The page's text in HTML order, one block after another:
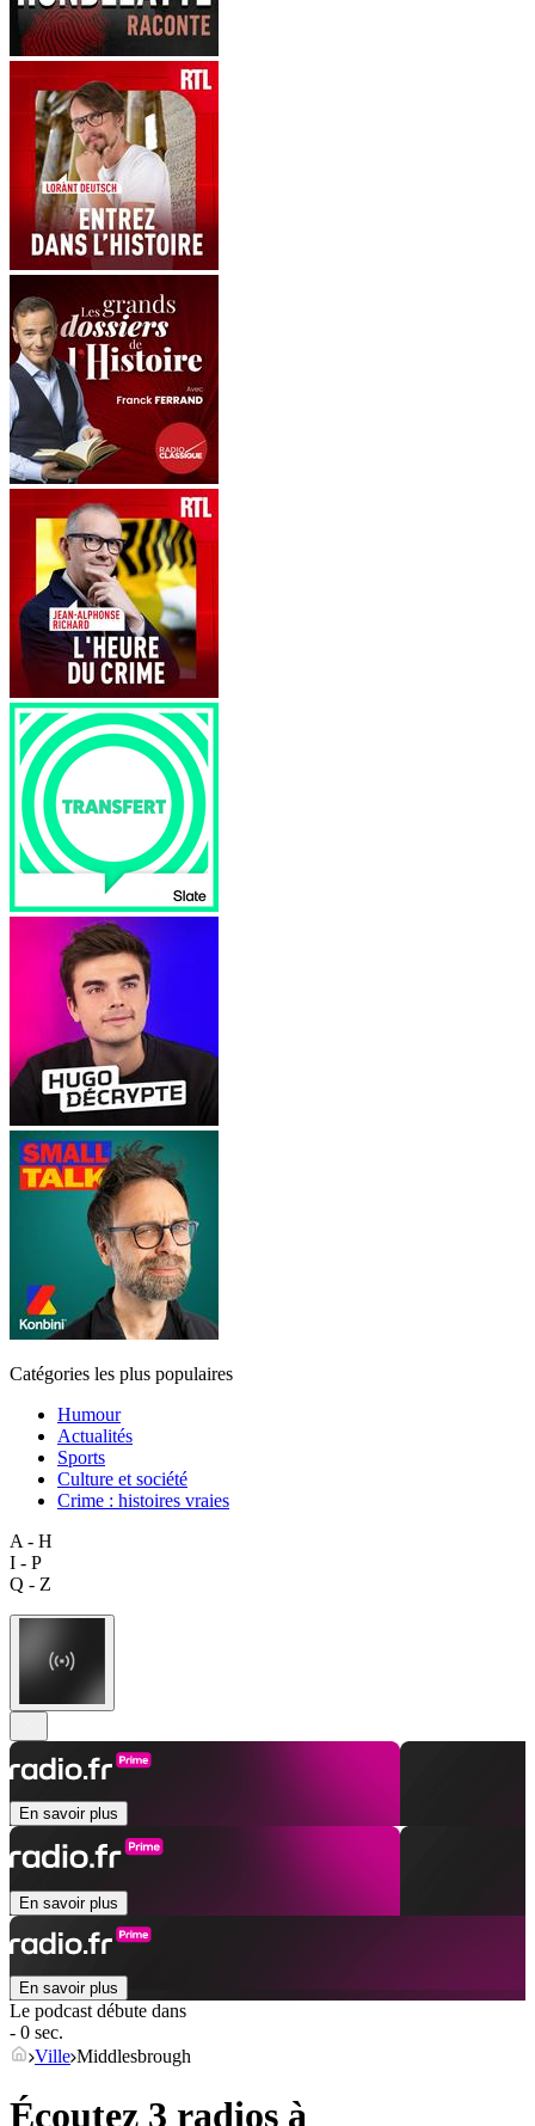
Catégories les plus populaires
Humour
Actualités
Sports
Culture et société
Crime : histoires vraies
A - H
I - P
Q - Z
En savoir plus
En savoir plus
En savoir plus
Le podcast débute dans
- 0 sec.
Ville Middlesbrough
Écoutez 3 radios à